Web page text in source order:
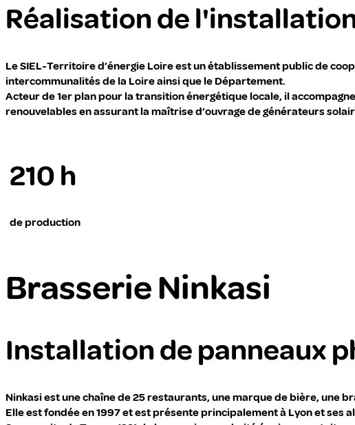
Réalisation de
Le SIEL-Territoire d’énergie Loire est un établissement public de
intercommunalités de la Loire ainsi que le Département.
Acteur de 1er plan pour la transition énergétique locale, il
renouvelables en assurant la maîtrise d’ouvrage de générateurs
210 h
de production
Brasserie Ninkasi
Installation de panneaux
Ninkasi est une chaîne de 25 restaurants, une marque de bière, une
Elle est fondée en 1997 et est présente principalement à Lyon et ses